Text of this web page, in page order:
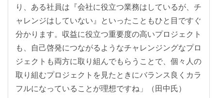
り、ある社員は『会社に役立つ業務はしているが、チ
ャレンジはしていない』といったこともひと目ですぐ
分かります。収益に役立つ重要度の高いプロジェクト
も、自己啓発につながるようなチャレンジングなプロ
ジェクトも両方に取り組んでもらうことで、個々人の
取り組むプロジェクトを見たときにバランス良くカラ
フルになっていることが理想ですね」（田中氏）